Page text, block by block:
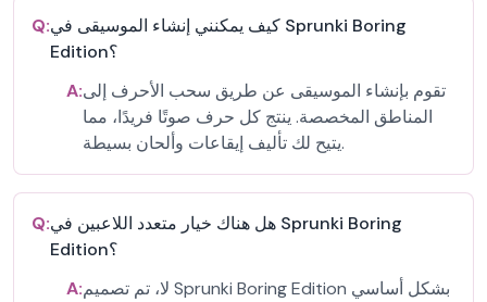
Q:كيف يمكنني إنشاء الموسيقى في Sprunki Boring
Edition؟
A:تقوم بإنشاء الموسيقى عن طريق سحب الأحرف إلى
المناطق المخصصة. ينتج كل حرف صوتًا فريدًا، مما
يتيح لك تأليف إيقاعات وألحان بسيطة.
Q:هل هناك خيار متعدد اللاعبين في Sprunki Boring
Edition؟
A:لا، تم تصميم Sprunki Boring Edition بشكل أساسي